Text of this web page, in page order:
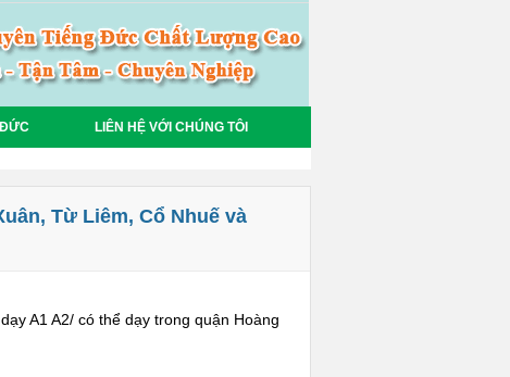
ĐỨC LIÊN HỆ VỚI CHÚNG TÔI
Từ Liêm, Cổ Nhuế và
A1 A2/ có thể dạy trong quận Hoàng